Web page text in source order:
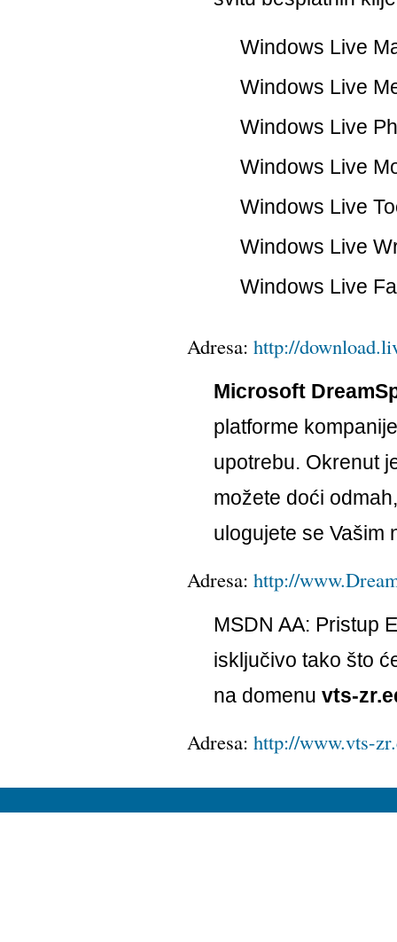
Windows Live
Windows Live
Windows Live
Windows Live
Windows Live
Windows Live
Windows Live
Adresa: http://
Microsoft
platforme
upotrebu. Okrenut
možete doći
ulogujete se Vašim
Adresa: http://
MSDN AA: Pristup
isključivo tako što
na domenu vts-
Adresa: http://www.vts-